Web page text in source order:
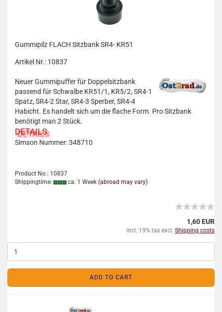
Gummipilz FLACH Sitzbank SR4- KR51
Artikel Nr.: 10837
Neuer Gummipuffer für Doppelsitzbank
passend für Schwalbe KR51/1, KR5/2, SR4-1
Spatz, SR4-2 Star, SR4-3 Sperber, SR4-4
Habicht. Es handelt sich um die flache Form. Pro Sitzbank
benötigt man 2 Stück.
DETAILS
Simson Nummer: 348710
Product No.: 10837
Shippingtime:
ca. 1 Week (abroad may vary)
1,60 EUR
incl. 19% tax excl. Shipping costs
ADD TO CART